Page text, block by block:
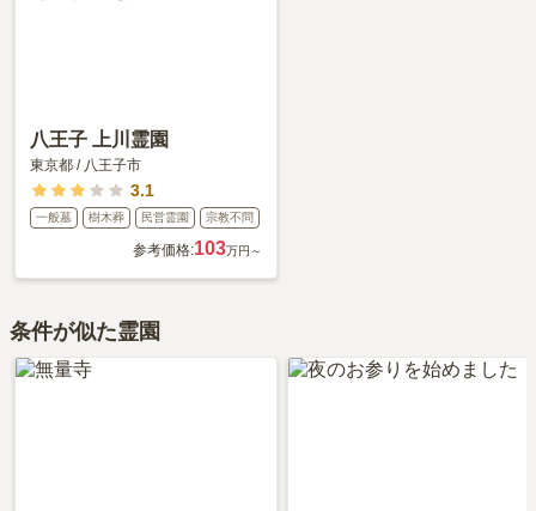
八王子 上川霊園
東京都 / 八王子市
3.1
一般墓 樹木葬 民営霊園 宗教不問
参考価格:103万円～
条件が似た霊園